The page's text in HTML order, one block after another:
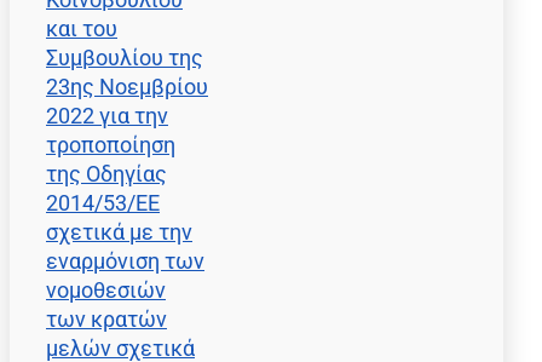
και του
Συμβουλίου της
23ης Νοεμβρίου
2022 για την
τροποποίηση
της Οδηγίας
2014/53/ΕΕ
σχετικά με την
εναρμόνιση των
νομοθεσιών
των κρατών
μελών σχετικά